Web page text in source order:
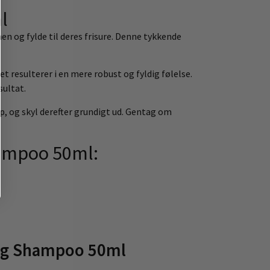
og fylde til deres frisure. Denne tykkende
resulterer i en mere robust og fyldig følelse.
og skyl derefter grundigt ud. Gentag om
50ml:
Shampoo 50ml